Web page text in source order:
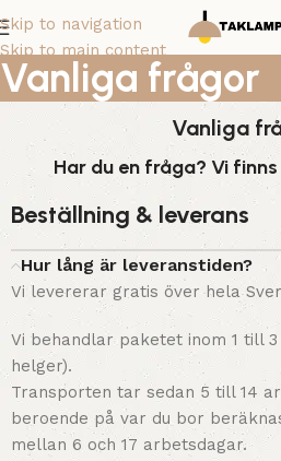
Skip to navigation
Skip to main content
Vanliga frågor
Vanliga
Har du en fråga? Vi
Beställning & leverans
Hur lång är leveranstiden?
Vi levererar gratis över hela
Vi behandlar paketet inom 1 till
helger).
Transporten tar sedan 5 till 14
beroende på var du bor
mellan 6 och 17 arbetsdagar.